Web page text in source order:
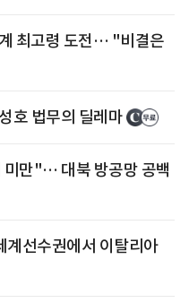
최고령 도전… "비결은
호 법무의 딜레마
미만"… 대북 방공망 공백
계선수권에서 이탈리아